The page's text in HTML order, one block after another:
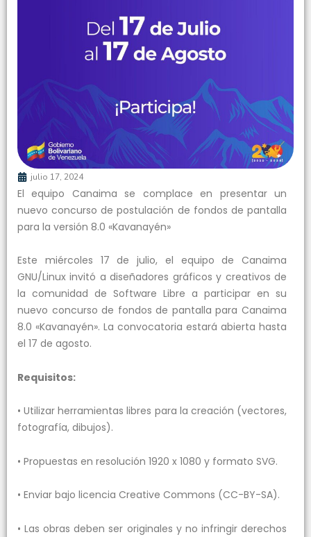
julio 17, 2024
El equipo Canaima se complace en presentar un
nuevo concurso de postulación de fondos de pantalla
para la versión 8.0 «Kavanayén»
Este miércoles 17 de julio, el equipo de Canaima
GNU/Linux invitó a diseñadores gráficos y creativos de
la comunidad de Software Libre a participar en su
nuevo concurso de fondos de pantalla para Canaima
8.0 «Kavanayén». La convocatoria estará abierta hasta
el 17 de agosto.
Requisitos:
• Utilizar herramientas libres para la creación (vectores,
fotografía, dibujos).
• Propuestas en resolución 1920 x 1080 y formato SVG.
• Enviar bajo licencia Creative Commons (CC-BY-SA).
• Las obras deben ser originales y no infringir derechos